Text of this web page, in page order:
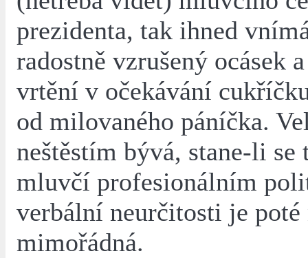
prezidenta, tak ihned
radostně vzrušený ocásek
vrtění v očekávání
od milovaného páníčka.
neštěstím bývá, stane-li se
mluvčí profesionálním
verbální neurčitosti je poté
mimořádná.